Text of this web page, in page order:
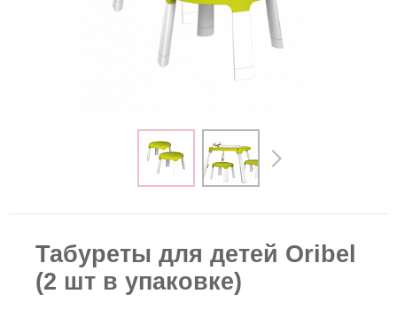
Табуреты для детей Oribel
(2 шт в упаковке)